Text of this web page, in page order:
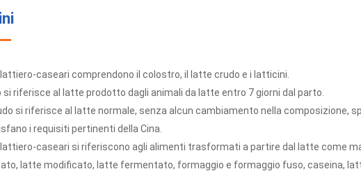
lattiero-caseari comprendono il colostro, il latte crudo e i latticini.
si riferisce al latte prodotto dagli animali da latte entro 7 giorni dal parto.
si riferisce al latte normale, senza alcun cambiamento nella composizione,
i requisiti pertinenti della Cina.
lattiero-caseari si riferiscono agli alimenti trasformati a partire dal latte come
latte modificato, latte fermentato, formaggio e formaggio fuso, caseina,